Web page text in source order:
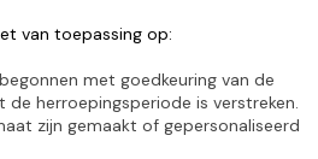
van toepassing op:
met goedkeuring van de
herroepingsperiode is verstreken.
zijn gemaakt of gepersonaliseerd